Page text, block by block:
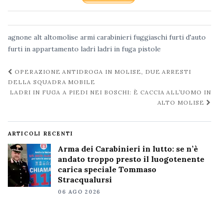
agnone alt altomolise armi carabinieri fuggiaschi furti d'auto
furti in appartamento ladri ladri in fuga pistole
Navigazione
post
OPERAZIONE ANTIDROGA IN MOLISE, DUE ARRESTI
DELLA SQUADRA MOBILE
LADRI IN FUGA A PIEDI NEI BOSCHI: È CACCIA ALL’UOMO IN
ALTO MOLISE
ARTICOLI RECENTI
Arma dei Carabinieri in lutto: se n’è
andato troppo presto il luogotenente
carica speciale Tommaso
Stracqualursi
06 AGO 2026